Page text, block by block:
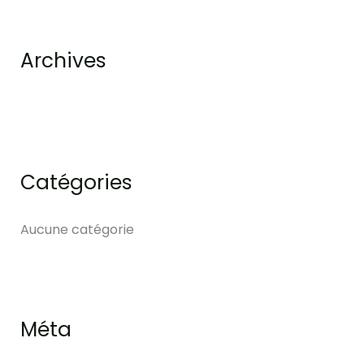
r
Archives
Catégories
Aucune catégorie
Méta